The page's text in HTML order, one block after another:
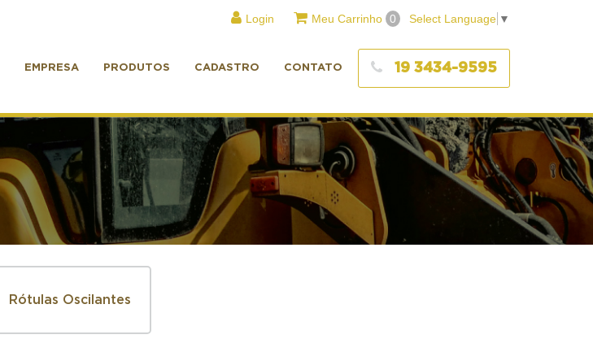
Login Meu Carrinho 0 Select Language ▼
EMPRESA PRODUTOS CADASTRO CONTATO 19 3434-9595
Rótulas Oscilantes